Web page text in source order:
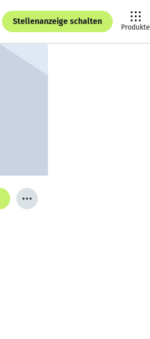
Stellenanzeige schalten
Produkte